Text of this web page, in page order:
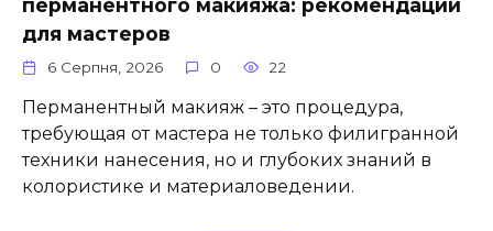
перманентного макияжа: рекомендации
для мастеров
6 Серпня, 2026 0 22
Перманентный макияж – это процедура,
требующая от мастера не только филигранной
техники нанесения, но и глубоких знаний в
колористике и материаловедении.